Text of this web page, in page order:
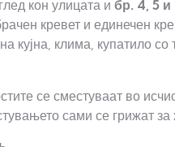
кон улицата и бр. 4, 5 и
кревет и единечен
кујна, клима, купатило
се сместуваат во
сами се грижат за